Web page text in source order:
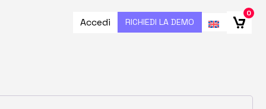
Accedi RICHIEDI LA DEMO
0